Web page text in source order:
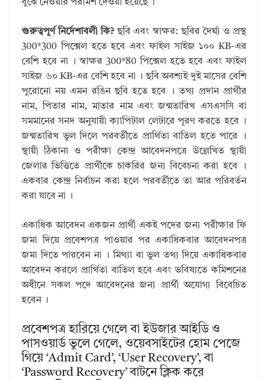
বুঝে নেওয়ার পরামর্শ দেওয়া হয়েছে ।
গুরুত্বপূর্ণ নির্দেশাবলী কি? ছবি এবং স্বাক্ষর: ছবির দৈর্ঘ্য ও প্রস্থ
300*300 পিক্সেল হতে হবে এবং ফাইল সাইজ ১০০ KB-এর
বেশি হবে না । স্বাক্ষর 300*80 পিক্সেল হতে হবে এবং ফাইল
সাইজ ৬০ KB-এর বেশি হবে না । ছবি অবশ্যই দুই মাসের বেশি
পুরোনো নয় এমন রঙিন ছবি হতে হবে । তথ্য প্রদান প্রার্থীর
নাম, পিতার নাম, মাতার নাম এবং জন্মতারিখ এসএসসি বা
সমমানের সনদ অনুযায়ী ক্যাপিটাল লেটারে পূরণ করতে হবে ।
জন্মতারিখ ভুল দিলে পরবর্তীতে প্রার্থিতা বাতিল হতে পারে ।
স্থায়ী ঠিকানা ও পরীক্ষা কেন্দ্র আবেদনপত্রে উল্লেখিত স্থায়ী
জেলার ভিত্তিতে প্রার্থীকে চাকরির জন্য বিবেচনা করা হবে ।
একবার কেন্দ্র নির্বাচন করা হলে পরবর্তীতে তা আর পরিবর্তন
করা যাবে না ।
একাধিক আবেদন একজন প্রার্থী একই পদের জন্য পরীক্ষার ফি
জমা দিয়ে প্রবেশপত্র পাওয়ার পর একাধিকবার আবেদনপত্র
জমা দিতে পারবেন না । মিথ্যা বা ভুল তথ্য দিয়ে একাধিকবার
আবেদন করলে প্রার্থিতা বাতিল হবে এবং ভবিষ্যতে কমিশনের
অধীনে সকল পদে আবেদনের জন্য প্রার্থী অযোগ্য বিবেচিত
হবেন ।
প্রবেশপত্র হারিয়ে গেলে বা ইউজার আইডি ও
পাসওয়ার্ড ভুলে গেলে, ওয়েবসাইটের হোম পেজে
গিয়ে ‘Admit Card’, ‘User Recovery’, বা
‘Password Recovery’ বাটনে ক্লিক করে